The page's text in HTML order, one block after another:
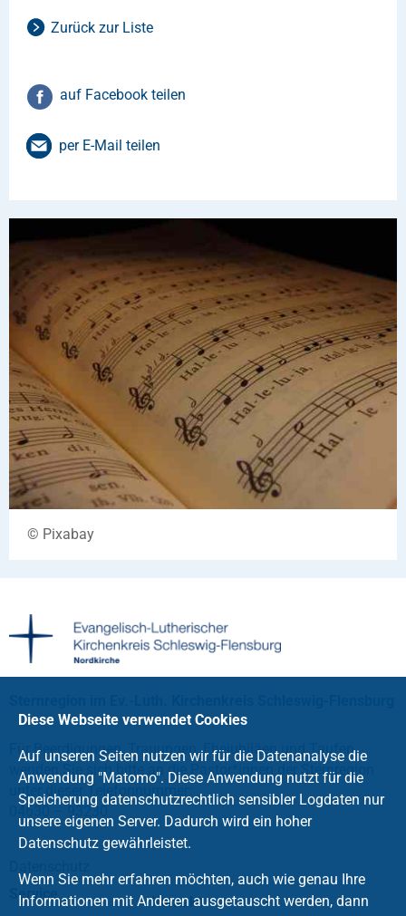
Zurück zur Liste
auf Facebook teilen
per E-Mail teilen
© Pixabay
Für Beerdigungen, Trauungen, Ehejubiläen und Taufen
wenden Sie sich bitte an die Pastor*innen der Sternregion
unter dieser Telefonnummer:
04630 – 93230.
Service
Kontakt
Diese Webseite verwendet Cookies
Auf unseren Seiten nutzen wir für die Datenanalyse die
Anwendung "Matomo". Diese Anwendung nutzt für die
Speicherung datenschutzrechtlich sensibler Logdaten nur
unsere eigenen Server. Dadurch wird ein hoher
Datenschutz gewährleistet.
Wenn Sie mehr erfahren möchten, auch wie genau Ihre
Informationen mit Anderen ausgetauscht werden, dann